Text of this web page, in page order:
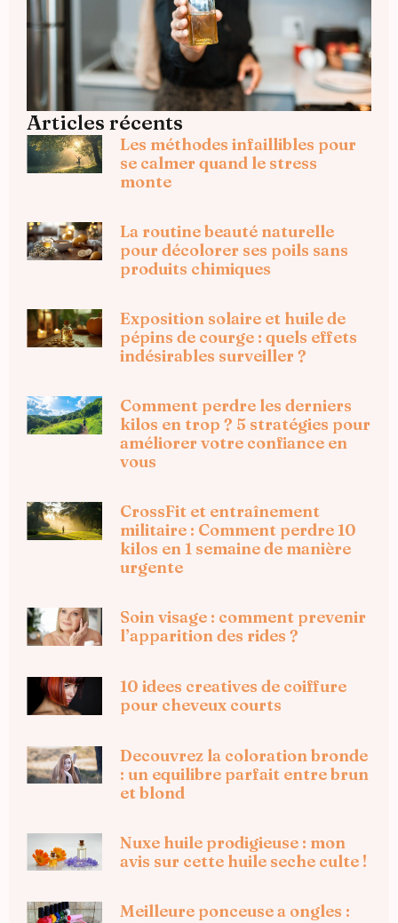
Articles récents
Les méthodes infaillibles pour
se calmer quand le stress
monte
La routine beauté naturelle
pour décolorer ses poils sans
produits chimiques
Exposition solaire et huile de
pépins de courge : quels effets
indésirables surveiller ?
Comment perdre les derniers
kilos en trop ? 5 stratégies pour
améliorer votre confiance en
vous
CrossFit et entraînement
militaire : Comment perdre 10
kilos en 1 semaine de manière
urgente
Soin visage : comment prevenir
l’apparition des rides ?
10 idees creatives de coiffure
pour cheveux courts
Decouvrez la coloration bronde
: un equilibre parfait entre brun
et blond
Nuxe huile prodigieuse : mon
avis sur cette huile seche culte !
Meilleure ponceuse a ongles :